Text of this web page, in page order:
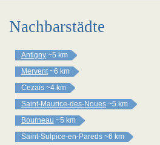
Nachbarstädte
Antigny ~5 km
Mervent ~6 km
Cezais ~4 km
Saint-Maurice-des-Noues ~5 km
Bourneau ~5 km
Saint-Sulpice-en-Pareds ~6 km